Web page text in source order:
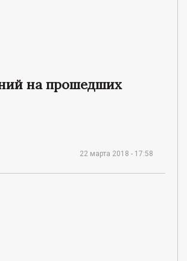
на прошедших
22 марта 2018 - 17:58